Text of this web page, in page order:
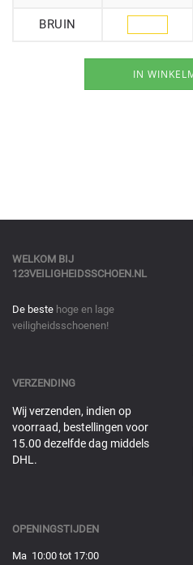
BRUIN
WELKOM BIJ
123VEILIGHEIDSSCHOEN.NL
De beste hoge en lage
veiligheidsschoenen!
VERZENDING
Wij verzenden, indien op
voorraad, bestellingen voor
15.00 dezelfde dag middels
DHL.
OPENINGSTIJDEN
Ma 10:00 tot 17:00